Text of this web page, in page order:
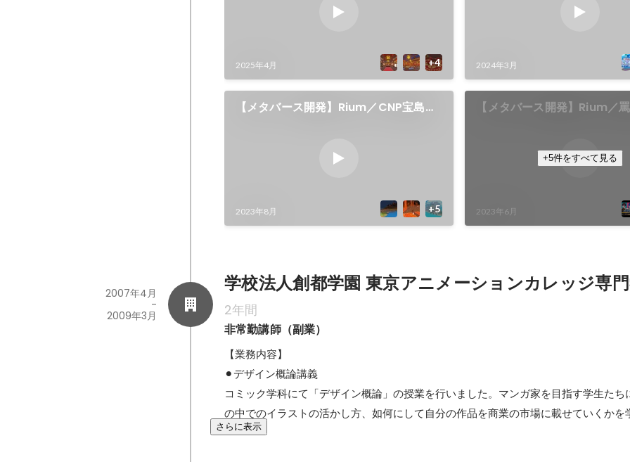
2025年4月 2024年3月
【メタバース開発】Rium／CNP宝島
2023年8月
【メタバース開発】Rium／
2023年6月
+5件をすべて見る
学校法人創都学園 東京アニメーションカレッジ専
2年間
非常勤講師（副業）
2007年4月
-
2009年3月
【業務内容】
⚫︎デザイン概論講義
コミック学科にて「デザイン概論」の授業を行いました。マンガ家を目指す学生たち
の中でのイラストの活かし方、如何にして自分の作品を商業の市場に載せていくかを
さらに表示